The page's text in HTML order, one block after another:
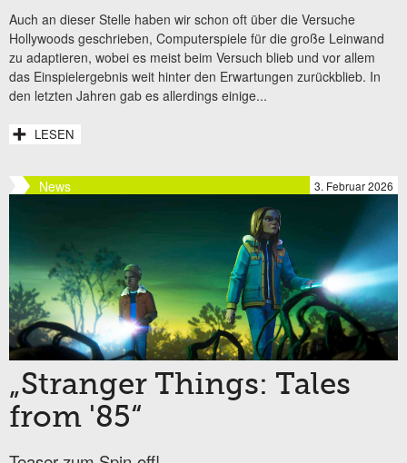
Auch an dieser Stelle haben wir schon oft über die Versuche
Hollywoods geschrieben, Computerspiele für die große Leinwand
zu adaptieren, wobei es meist beim Versuch blieb und vor allem
das Einspielergebnis weit hinter den Erwartungen zurückblieb. In
den letzten Jahren gab es allerdings einige...
LESEN
News 3. Februar 2026
„Stranger Things: Tales
from '85“